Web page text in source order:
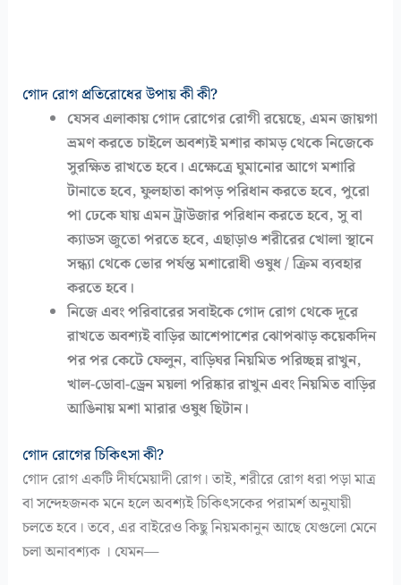
গোদ রোগ প্রতিরোধের উপায় কী কী?
যেসব এলাকায় গোদ রোগের রোগী রয়েছে, এমন জায়গা
ভ্রমণ করতে চাইলে অবশ্যই মশার কামড় থেকে নিজেকে
সুরক্ষিত রাখতে হবে। এক্ষেত্রে ঘুমানোর আগে মশারি
টানাতে হবে, ফুলহাতা কাপড় পরিধান করতে হবে, পুরো
পা ঢেকে যায় এমন ট্রাউজার পরিধান করতে হবে, সু বা
ক্যাডস জুতো পরতে হবে, এছাড়াও শরীরের খোলা স্থানে
সন্ধ্যা থেকে ভোর পর্যন্ত মশারোধী ওষুধ / ক্রিম ব্যবহার
করতে হবে।
নিজে এবং পরিবারের সবাইকে গোদ রোগ থেকে দূরে
রাখতে অবশ্যই বাড়ির আশেপাশের ঝোপঝাড় কয়েকদিন
পর পর কেটে ফেলুন, বাড়িঘর নিয়মিত পরিচ্ছন্ন রাখুন,
খাল-ডোবা-ড্রেন ময়লা পরিষ্কার রাখুন এবং নিয়মিত বাড়ির
আঙিনায় মশা মারার ওষুধ ছিটান।
গোদ রোগের চিকিৎসা কী?
গোদ রোগ একটি দীর্ঘমেয়াদী রোগ। তাই, শরীরে রোগ ধরা পড়া মাত্র
বা সন্দেহজনক মনে হলে অবশ্যই চিকিৎসকের পরামর্শ অনুযায়ী
চলতে হবে। তবে, এর বাইরেও কিছু নিয়মকানুন আছে যেগুলো মেনে
চলা অনাবশ্যক । যেমন—